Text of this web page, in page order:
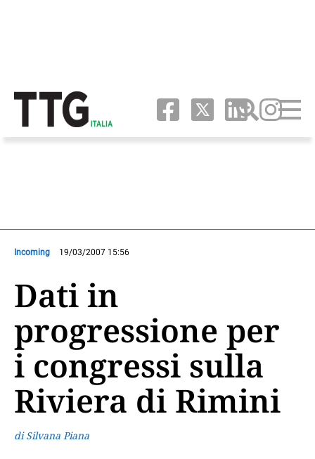
Incoming 19/03/2007 15:56
Dati in
progressione per
i congressi sulla
Riviera di Rimini
di Silvana Piana